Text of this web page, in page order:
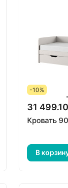
-10%
31
Кровать
В